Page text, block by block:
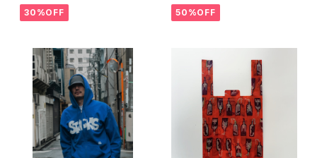
30%OFF 50%OFF